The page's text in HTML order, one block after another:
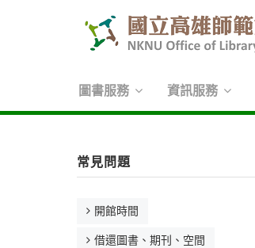
圖書服務 資訊服務
常見問題
開館時間
借還圖書、期刊、空間